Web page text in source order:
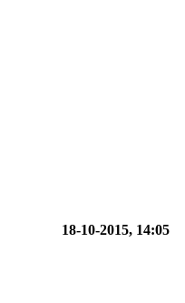
18-10-2015, 14:05